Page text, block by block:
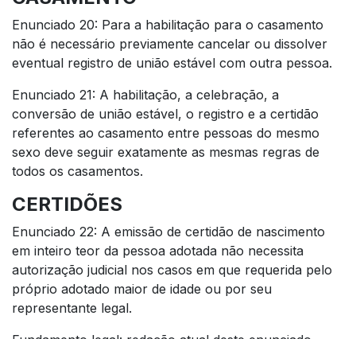
Enunciado 20: Para a habilitação para o casamento
não é necessário previamente cancelar ou dissolver
eventual registro de união estável com outra pessoa.
Enunciado 21: A habilitação, a celebração, a
conversão de união estável, o registro e a certidão
referentes ao casamento entre pessoas do mesmo
sexo deve seguir exatamente as mesmas regras de
todos os casamentos.
CERTIDÕES
Enunciado 22: A emissão de certidão de nascimento
em inteiro teor da pessoa adotada não necessita
autorização judicial nos casos em que requerida pelo
próprio adotado maior de idade ou por seu
representante legal.